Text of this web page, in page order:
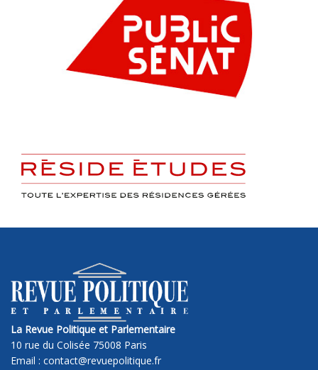
La Revue Politique et Parlementaire
10 rue du Colisée 75008 Paris
Email : contact@revuepolitique.fr